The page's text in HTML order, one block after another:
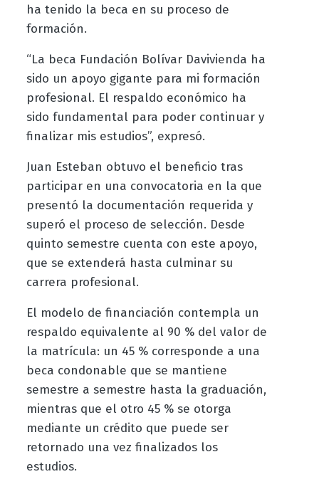
ha tenido la beca en su proceso de
formación.
“La beca Fundación Bolívar Davivienda ha
sido un apoyo gigante para mi formación
profesional. El respaldo económico ha
sido fundamental para poder continuar y
finalizar mis estudios”, expresó.
Juan Esteban obtuvo el beneficio tras
participar en una convocatoria en la que
presentó la documentación requerida y
superó el proceso de selección. Desde
quinto semestre cuenta con este apoyo,
que se extenderá hasta culminar su
carrera profesional.
El modelo de financiación contempla un
respaldo equivalente al 90 % del valor de
la matrícula: un 45 % corresponde a una
beca condonable que se mantiene
semestre a semestre hasta la graduación,
mientras que el otro 45 % se otorga
mediante un crédito que puede ser
retornado una vez finalizados los
estudios.